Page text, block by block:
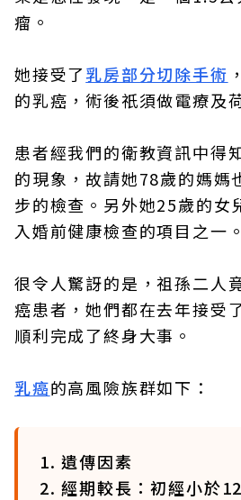
瘤。
她接受了乳房部分切除手術
的乳癌，術後祇須做電療及
患者經我們的衛教資訊中得
的現象，故請她78歲的媽媽
步的檢查。另外她25歲的女
入婚前健康檢查的項目之一。
很令人驚訝的是，祖孫二人
癌患者，她們都在去年接受
順利完成了終身大事。
乳癌的高風險族群如下：
1. 遺傳因素
2. 經期較長：初經小於